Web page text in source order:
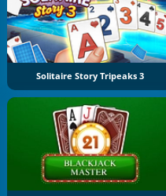
Solitaire Story Tripeaks 3